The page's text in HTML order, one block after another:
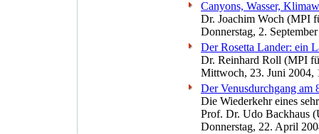
Canyons, Wasser,
Dr. Joachim Woch (MPI
Donnerstag, 2.
Der Rosetta Lander: ein
Dr. Reinhard Roll (MPI
Mittwoch, 23. Juni 2004,
Der Venusdurchgang am
Die Wiederkehr eines
Prof. Dr. Udo Backhaus
Donnerstag, 22. April